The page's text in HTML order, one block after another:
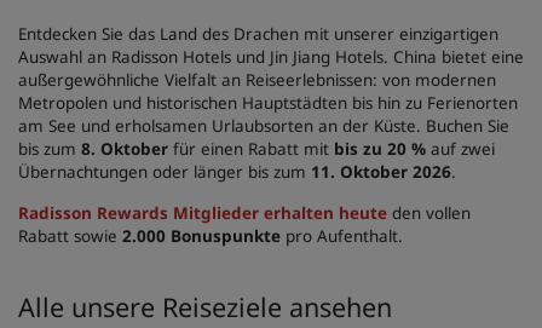
Entdecken Sie das Land des Drachen mit unserer einzigartigen
Auswahl an Radisson Hotels und Jin Jiang Hotels. China bietet eine
außergewöhnliche Vielfalt an Reiseerlebnissen: von modernen
Metropolen und historischen Hauptstädten bis hin zu Ferienorten
am See und erholsamen Urlaubsorten an der Küste. Buchen Sie
bis zum 8. Oktober für einen Rabatt mit bis zu 20 % auf zwei
Übernachtungen oder länger bis zum 11. Oktober 2026.
Radisson Rewards Mitglieder erhalten heute den vollen
Rabatt sowie 2.000 Bonuspunkte pro Aufenthalt.
Alle unsere Reiseziele ansehen